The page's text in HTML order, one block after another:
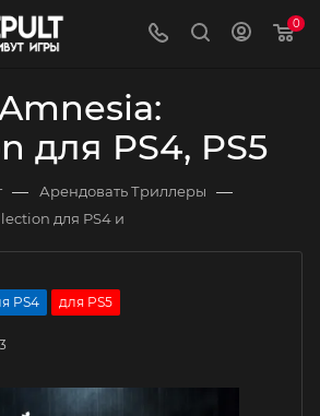
0
для PS4, PS5
— Арендовать Триллеры —
для PS4 и
PS4 для PS5